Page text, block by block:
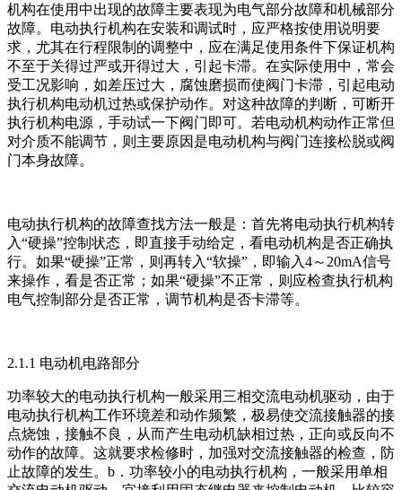
机构在使用中出现的故障主要表现为电气部分故障和机械部分
故障。电动执行机构在安装和调试时，应严格按使用说明要
求，尤其在行程限制的调整中，应在满足使用条件下保证机构
不至于关得过严或开得过大，引起卡滞。在实际使用中，常会
受工况影响，如差压过大，腐蚀磨损而使阀门卡滞，引起电动
执行机构电动机过热或保护动作。对这种故障的判断，可断开
执行机构电源，手动试一下阀门即可。若电动机构动作正常但
对介质不能调节，则主要原因是电动机构与阀门连接松脱或阀
门本身故障。
电动执行机构的故障查找方法一般是：首先将电动执行机构转
入“硬操”控制状态，即直接手动给定，看电动机构是否正确执
行。如果“硬操”正常，则再转入“软操”，即输入4～20mA信号
来操作，看是否正常；如果“硬操”不正常，则应检查执行机构
电气控制部分是否正常，调节机构是否卡滞等。
2.1.1 电动机电路部分
功率较大的电动执行机构一般采用三相交流电动机驱动，由于
电动执行机构工作环境差和动作频繁，极易使交流接触器的接
点烧蚀，接触不良，从而产生电动机缺相过热，正向或反向不
动作的故障。这就要求检修时，加强对交流接触器的检查，防
止故障的发生。b．功率较小的电动执行机构，一般采用单相